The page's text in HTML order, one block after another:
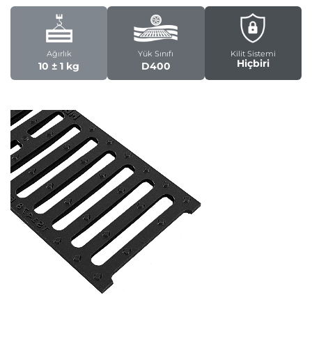
Ağırlık
10 ± 1 kg
Yük Sınıfı
D400
Kilit Sistemi
Hiçbiri